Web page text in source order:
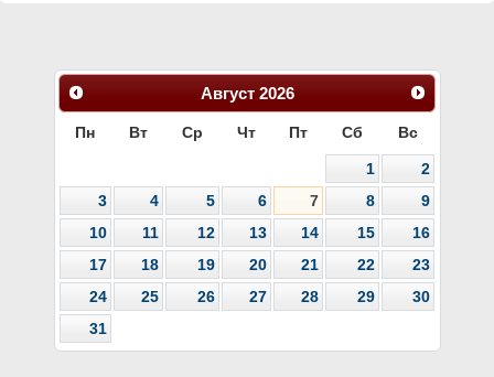
Август 2026
Пн Вт Ср Чт Пт Сб Вс
1
2
3
4 5 6 7 8
9
10
11 12 13 14 15
16
17
18 19 20 21 22
23
24
25 26 27 28 29
30
31